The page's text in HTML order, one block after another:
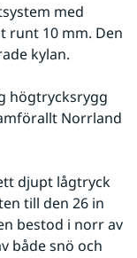
med
runt 10 mm. Den
kylan.
högtrycksrygg
Norrland
djupt lågtryck
till den 26 in
bestod i norr av
både snö och